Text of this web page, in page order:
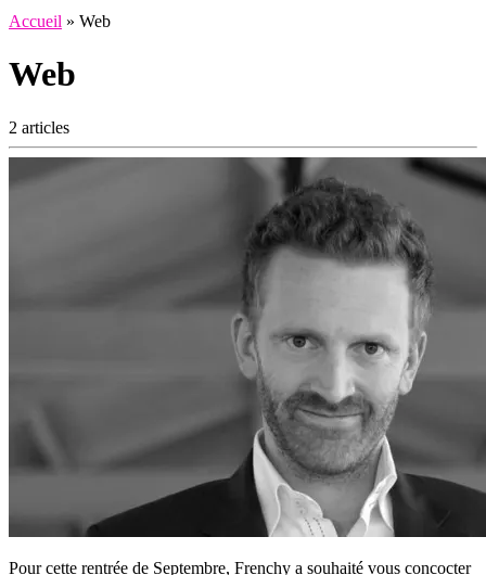
Accueil » Web
Web
2 articles
Pour cette rentrée de Septembre, Frenchy a souhaité vous concocter